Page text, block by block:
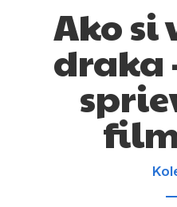
Počítače
Poézia
Populárno - náučné
Predškoláci
Výchova a
Ako si
draka